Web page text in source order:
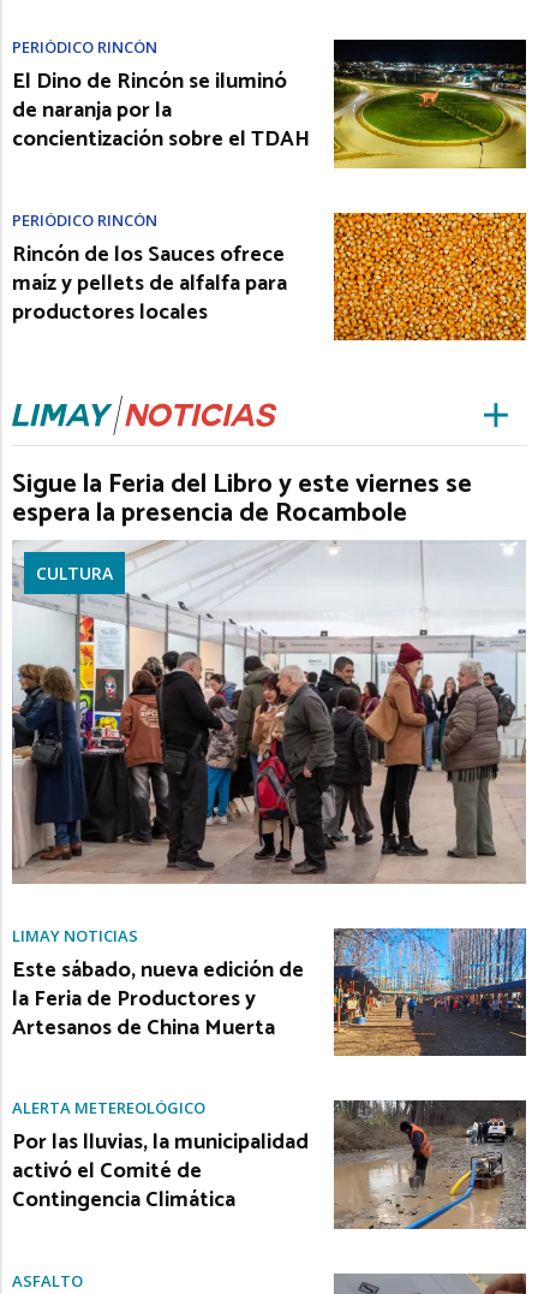
PERIÓDICO RINCÓN
El Dino de Rincón se iluminó
de naranja por la
concientización sobre el TDAH
PERIÓDICO RINCÓN
Rincón de los Sauces ofrece
maíz y pellets de alfalfa para
productores locales
Sigue la Feria del Libro y este viernes se
espera la presencia de Rocambole
CULTURA
LIMAY NOTICIAS
Este sábado, nueva edición de
la Feria de Productores y
Artesanos de China Muerta
ALERTA METEREOLÓGICO
Por las lluvias, la municipalidad
activó el Comité de
Contingencia Climática
ASFALTO